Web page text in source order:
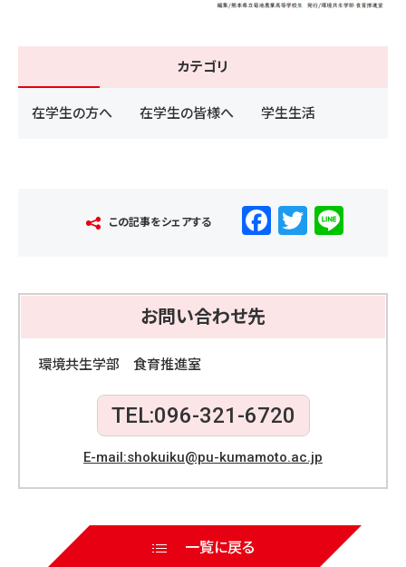
カテゴリ
在学生の方へ 在学生の皆様へ 学生生活
この記事をシェアする
F
b
o
k
T
お問い合わせ先
環境共生学部 食育推進室
TEL:096-321-6720
E-mail:shokuiku@pu-kumamoto.ac.jp
一覧に戻る